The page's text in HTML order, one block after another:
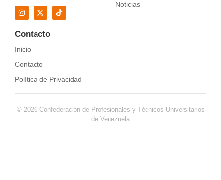
Noticias
Contacto
Inicio
Contacto
Política de Privacidad
© 2026 Confederación de Profesionales y Técnicos Universitarios
de Venezuela